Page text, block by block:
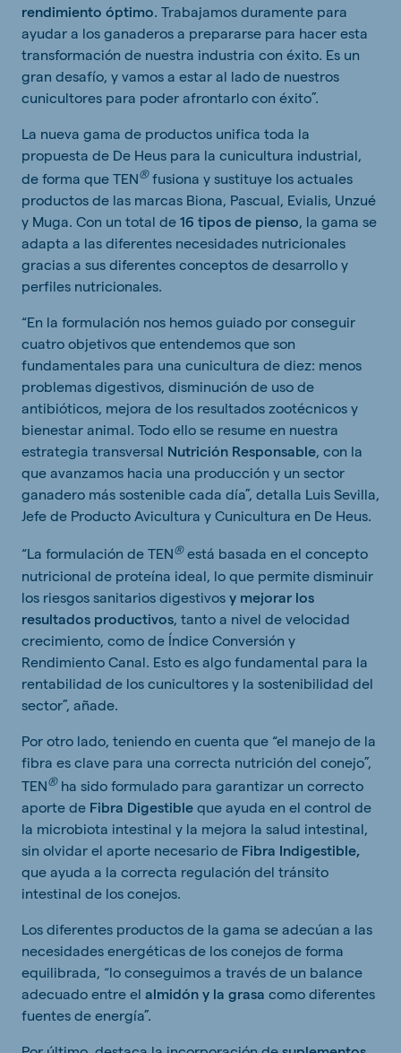
rendimiento óptimo. Trabajamos duramente para
ayudar a los ganaderos a prepararse para hacer esta
transformación de nuestra industria con éxito. Es un
gran desafío, y vamos a estar al lado de nuestros
cunicultores para poder afrontarlo con éxito”.
La nueva gama de productos unifica toda la
propuesta de De Heus para la cunicultura industrial,
de forma que TEN®fusiona y sustituye los actuales
productos de las marcas Biona, Pascual, Evialis, Unzué
y Muga. Con un total de 16 tipos de pienso, la gama se
adapta a las diferentes necesidades nutricionales
gracias a sus diferentes conceptos de desarrollo y
perfiles nutricionales.
“En la formulación nos hemos guiado por conseguir
cuatro objetivos que entendemos que son
fundamentales para una cunicultura de diez: menos
problemas digestivos, disminución de uso de
antibióticos, mejora de los resultados zootécnicos y
bienestar animal. Todo ello se resume en nuestra
estrategia transversal Nutrición Responsable, con la
que avanzamos hacia una producción y un sector
ganadero más sostenible cada día”, detalla Luis Sevilla,
Jefe de Producto Avicultura y Cunicultura en De Heus.
“La formulación de TEN®está basada en el concepto
nutricional de proteína ideal, lo que permite disminuir
los riesgos sanitarios digestivos y mejorar los
resultados productivos , tanto a nivel de velocidad
crecimiento, como de Índice Conversión y
Rendimiento Canal. Esto es algo fundamental para la
rentabilidad de los cunicultores y la sostenibilidad del
sector”, añade.
Por otro lado, teniendo en cuenta que “el manejo de la
fibra es clave para una correcta nutrición del conejo”,
TEN®ha sido formulado para garantizar un correcto
aporte de Fibra Digestible que ayuda en el control de
la microbiota intestinal y la mejora la salud intestinal,
sin olvidar el aporte necesario de Fibra Indigestible,
que ayuda a la correcta regulación del tránsito
intestinal de los conejos.
Los diferentes productos de la gama se adecúan a las
necesidades energéticas de los conejos de forma
equilibrada, “lo conseguimos a través de un balance
adecuado entre el almidón y la grasa como diferentes
fuentes de energía”.